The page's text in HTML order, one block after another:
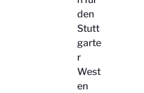
den
Stutt
garte
r
West
en